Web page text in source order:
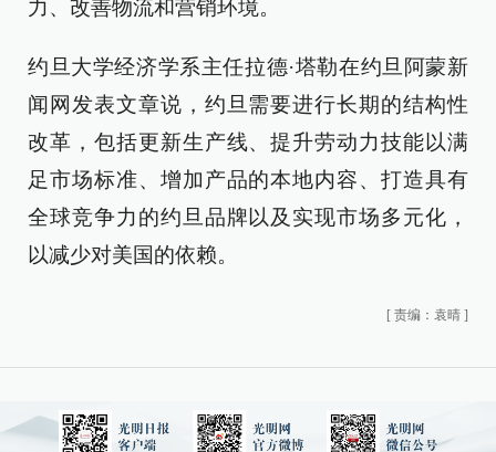
力、改善物流和营销环境。
约旦大学经济学系主任拉德·塔勒在约旦阿蒙新
闻网发表文章说，约旦需要进行长期的结构性
改革，包括更新生产线、提升劳动力技能以满
足市场标准、增加产品的本地内容、打造具有
全球竞争力的约旦品牌以及实现市场多元化，
以减少对美国的依赖。
[ 责编：袁晴 ]